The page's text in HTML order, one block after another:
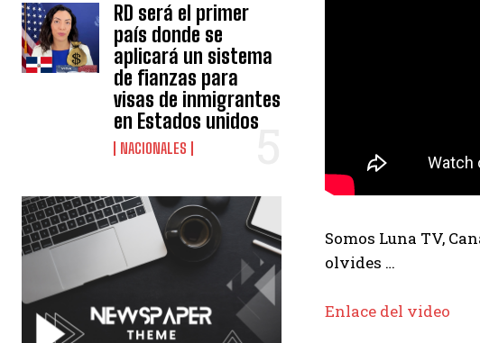
RD será el primer
país donde se
aplicará un sistema
de fianzas para
visas de inmigrantes
en Estados unidos
NACIONALES
Somos Luna TV,
olvides …
Enlace del video